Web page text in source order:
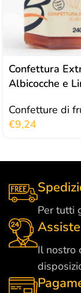
Confettura
Albicocche e
Confetture di
€9,24
Per tutti
Il nostro